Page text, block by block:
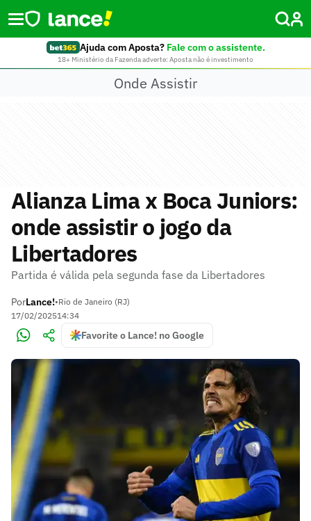
Ajuda com Aposta? Fale com o assistente.
18+ Ministério da Fazenda adverte: Aposta não é investimento
Onde Assistir
Alianza Lima x Boca Juniors:
onde assistir o jogo da
Libertadores
Partida é válida pela segunda fase da Libertadores
PorLance!•Rio de Janeiro (RJ)
17/02/202514:34
Favorite o Lance! no Google